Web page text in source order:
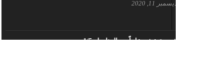
أَنقِذوا اللَاجِئين السُوريين في لُبنان –
أبريل 26, 2023
ديسمبر 11, 2020
خمسة عشر عاماً مع المناضل 1/5